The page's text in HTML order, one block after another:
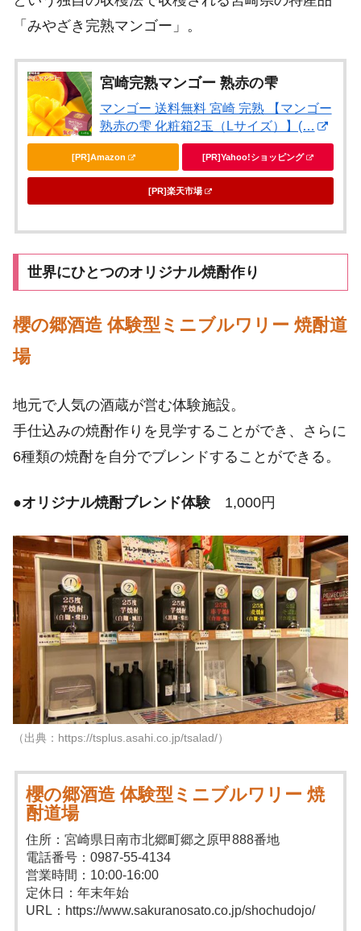
「みやざき完熟マンゴー」。
宮崎完熟マンゴー 熟赤の雫
マンゴー 送料無料 宮崎 完熟 【マンゴー
熟赤の雫 化粧箱2玉（Lサイズ）】(…
[PR]Amazon [PR]Yahoo!ショッピング
[PR]楽天市場
世界にひとつのオリジナル焼酎作り
櫻の郷酒造 体験型ミニブルワリー 焼酎道
場
地元で人気の酒蔵が営む体験施設。
手仕込みの焼酎作りを見学することができ、さらに
6種類の焼酎を自分でブレンドすることができる。
●オリジナル焼酎ブレンド体験 1,000円
（出典：https://tsplus.asahi.co.jp/tsalad/）
櫻の郷酒造 体験型ミニブルワリー 焼
酎道場
住所：宮崎県日南市北郷町郷之原甲888番地
電話番号：0987-55-4134
営業時間：10:00-16:00
定休日：年末年始
URL：https://www.sakuranosato.co.jp/shochudojo/